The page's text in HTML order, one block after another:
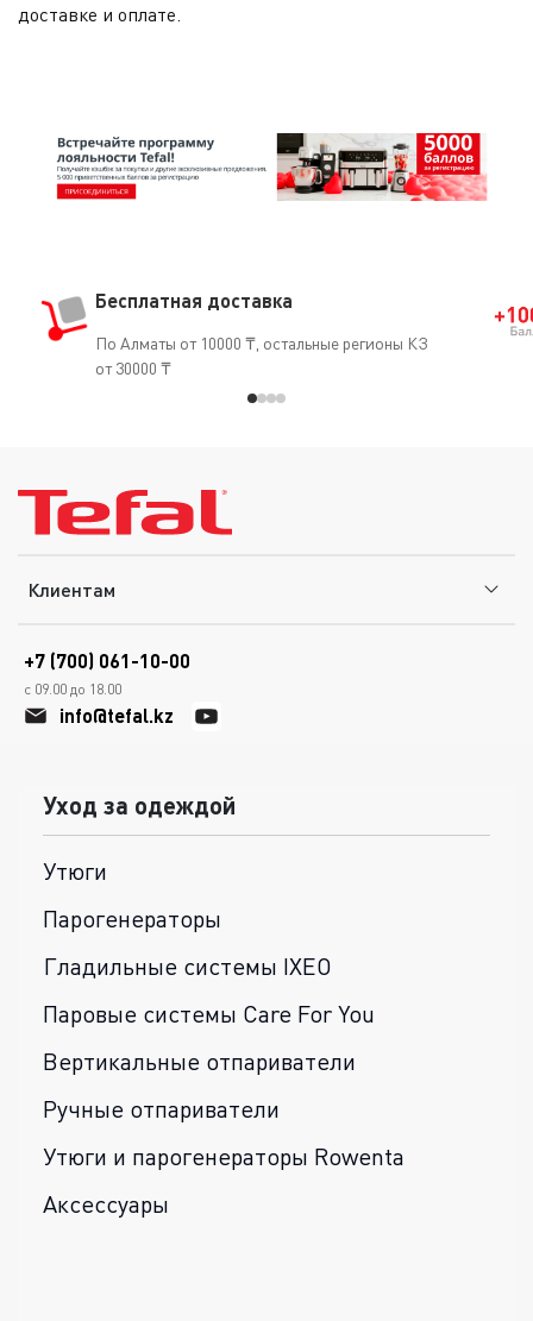
доставке и оплате.
Бесплатная доставка
По Алматы от 10000 ₸, остальные регионы КЗ
от 30000 ₸
Клиентам
+7 (700) 061-10-00
с 09.00 до 18.00
info@tefal.kz
Уход за одеждой
Утюги
Парогенераторы
Гладильные системы IXEO
Паровые системы Care For You
Вертикальные отпариватели
Ручные отпариватели
Утюги и парогенераторы Rowenta
Аксессуары